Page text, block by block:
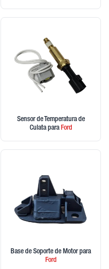
Sensor de Temperatura de
Culata paraFord
Base de Soporte de Motor para
Ford